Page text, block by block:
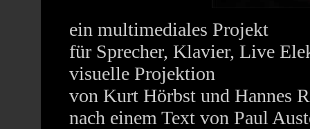
ein multimediales Projekt
für Sprecher, Klavier, Live
visuelle Projektion
von Kurt Hörbst und Hannes
nach einem Text von Paul